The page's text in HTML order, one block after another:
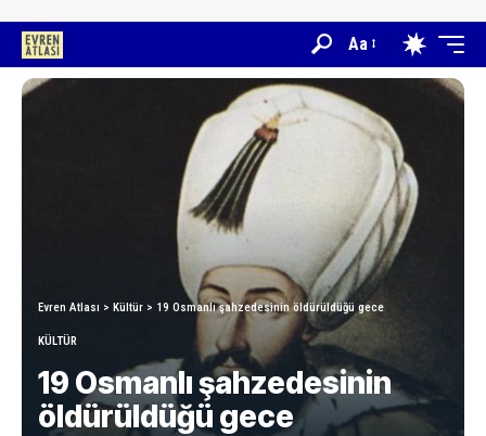
Aa
Evren Atlası > Kültür > 19 Osmanlı şahzedesinin öldürüldüğü gece
KÜLTÜR
19 Osmanlı şahzedesinin
öldürüldüğü gece